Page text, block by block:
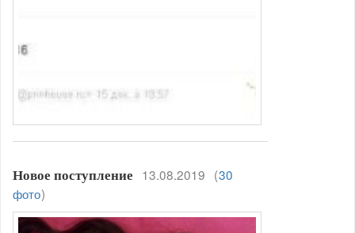
Новое поступление 13.08.2019 (30
фото)